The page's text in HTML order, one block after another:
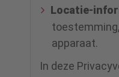
Locatie-
apparaat.
In deze